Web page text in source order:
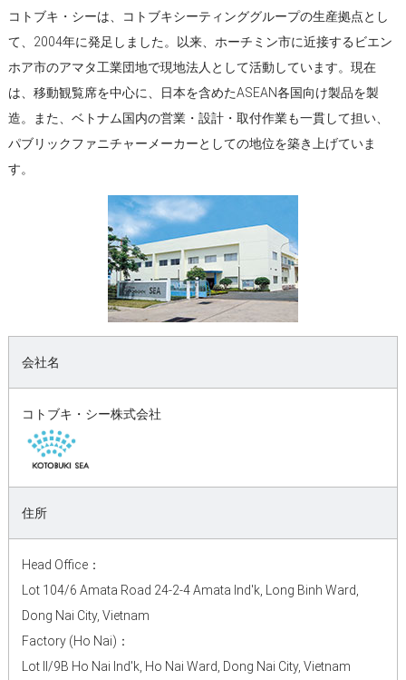
コトブキ・シーは、コトブキシーティンググループの生産拠点とし
て、2004年に発足しました。以来、ホーチミン市に近接するビエン
ホア市のアマタ工業団地で現地法人として活動しています。現在
は、移動観覧席を中心に、日本を含めたASEAN各国向け製品を製
造。また、ベトナム国内の営業・設計・取付作業も一貫して担い、
パブリックファニチャーメーカーとしての地位を築き上げていま
す。
会社名
コトブキ・シー株式会社
住所
Head Office：
Lot 104/6 Amata Road 24-2-4 Amata Ind'k, Long Binh Ward,
Dong Nai City, Vietnam
Factory (Ho Nai)：
Lot II/9B Ho Nai Ind'k, Ho Nai Ward, Dong Nai City, Vietnam